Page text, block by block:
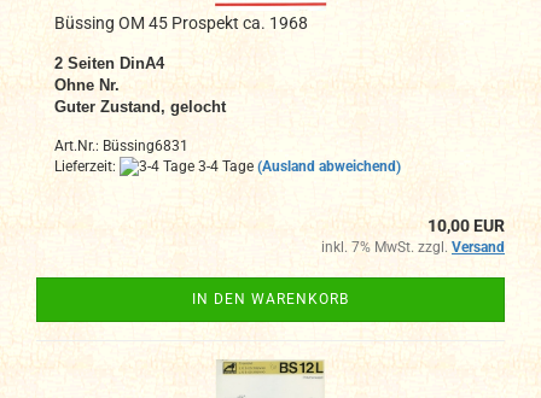
Büssing OM 45 Prospekt ca. 1968
2 Seiten DinA4
Ohne Nr.
Guter Zustand, gelocht
Art.Nr.: Büssing6831
Lieferzeit:
3-4 Tage (Ausland abweichend)
10,00 EUR
inkl. 7% MwSt. zzgl. Versand
IN DEN WARENKORB